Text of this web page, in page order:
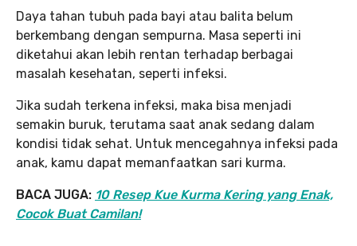
Daya tahan tubuh pada bayi atau balita belum
berkembang dengan sempurna. Masa seperti ini
diketahui akan lebih rentan terhadap berbagai
masalah kesehatan, seperti infeksi.
Jika sudah terkena infeksi, maka bisa menjadi
semakin buruk, terutama saat anak sedang dalam
kondisi tidak sehat. Untuk mencegahnya infeksi pada
anak, kamu dapat memanfaatkan sari kurma.
BACA JUGA: 10 Resep Kue Kurma Kering yang Enak,
Cocok Buat Camilan!